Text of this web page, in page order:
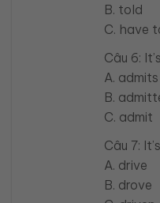
B. told
C. have
Câu 6:
A. admits
B.
C. admit
Câu 7:
A. drive
B. drove